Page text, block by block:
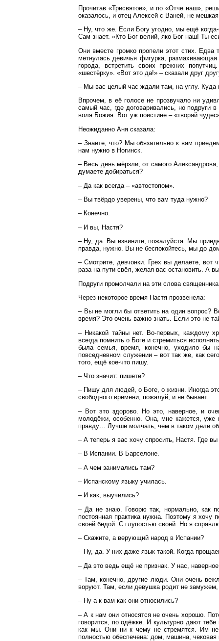
Прочитав «Трисвятое», и по «Отче наш»,
оказалось, и отец Алексей с Ваней, не
– Ну, что же. Если Богу угодно, мы ещё
Сам знает. «Кто Бог велий, яко Бог наш! Ты
Они вместе громко пропели этот стих. Едва
метнулась девичья фигурка,
города, встретить своих прежних
«шестёрку». «Вот это да!» – сказали друг
– Мы вас целый час ждали там, на углу. Куда
Впрочем, в её голосе не прозвучало ни
самый час, где договаривались, но подруги
воля Божия. Вот уж поистине – «творяй
Неожиданно Аня сказала:
– Знаете, что? Мы обязательно к вам
нам нужно в Ногинск.
– Весь день мёрзли, от самого
думаете добираться?
– Да как всегда – «автостопом».
– Вы твёрдо уверены, что вам туда нужно?
– Конечно.
– И вы, Настя?
– Ну, да. Вы извините, пожалуйста. Мы
правда, нужно. Вы не беспокойтесь, мы до
– Смотрите, девчонки. Грех вы делаете,
раза на пути свёл, желая вас остановить. А
Подруги промолчали на эти слова
Через некоторое время Настя прозвенела:
– Вы не могли бы ответить на один вопрос?
время? Это очень важно знать. Если это не
– Никакой тайны нет. Во-первых, каждому
всегда помнить о Боге и стремиться
была семья, время, конечно, уходило
повседневном служении – вот так же, как
того, ещё кое-что пишу.
– Что значит: пишете?
– Пишу для людей, о Боге, о жизни. Иногда
свободного времени, пожалуй, и не бывает.
– Вот это здорово. Но это, наверное, и
молодёжи, особенно. Она, мне кажется, уже
правду… Лучше молчать, чем в таком деле
– А теперь я вас хочу спросить, Настя. Где
– В Испании. В Барселоне.
– А чем занимались там?
– Испанскому языку училась.
– И как, выучились?
– Да не знаю. Говорю так, нормально, как
постоянная практика нужна. Поэтому я хочу
своей бедой. С глупостью своей. Но я
– Скажите, а верующий народ в Испании?
– Ну, да. У них даже язык такой. Когда
– Да это ведь ещё не признак. У нас,
– Там, конечно, другие люди. Они очень
воруют. Там, если девушка родит не
– Ну а к вам как они относились?
– А к нам они относятся не очень хорошо.
говорится, по одёжке. И культурно дают
как мы. Они ни к чему не стремятся. Им
полностью обеспечена: дом, машина, чековая